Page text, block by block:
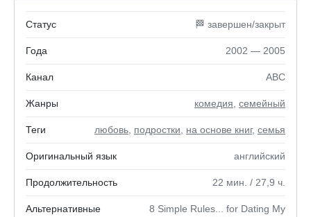
Статус 🏁 завершен/закрыт
Года 2002 — 2005
Канал ABC
Жанры комедия семейный
Теги любовь подростки на основе книг, семья
Оригинальный язык английский
Продолжительность 22 мин. / 27,9 ч.
Альтернативные
8 Simple Rules... for Dating My